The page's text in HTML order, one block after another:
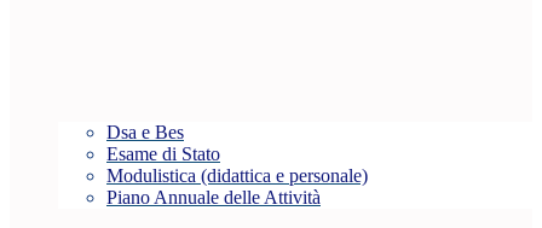
Dsa e Bes
Esame di Stato
Modulistica (didattica e personale)
Piano Annuale delle Attività